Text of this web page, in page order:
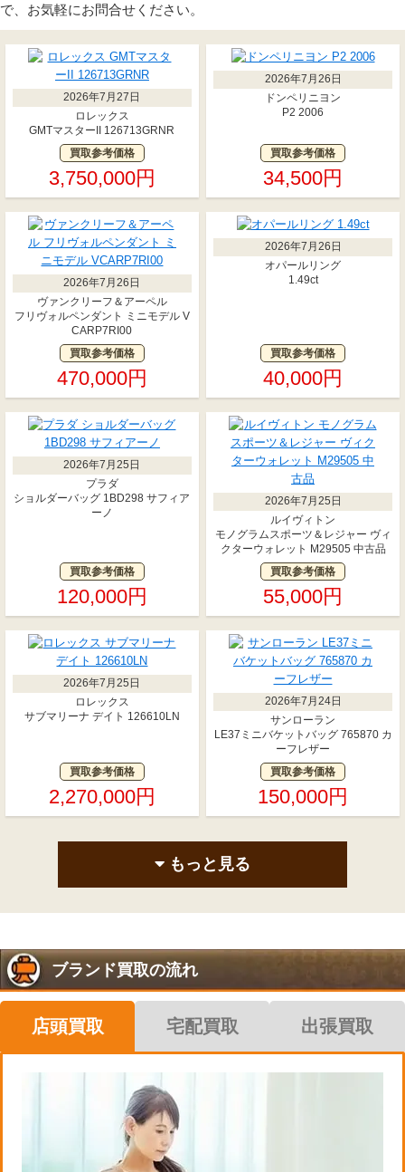
で、お気軽にお問合せください。
2026年7月27日
ロレックス
GMTマスターII 126713GRNR
買取参考価格
3,750,000円
2026年7月26日
ドンペリニヨン
P2 2006
買取参考価格
34,500円
2026年7月26日
ヴァンクリーフ＆アーペル
フリヴォルペンダント ミニモデル V
CARP7RI00
買取参考価格
470,000円
2026年7月26日
オパールリング
1.49ct
買取参考価格
40,000円
2026年7月25日
プラダ
ショルダーバッグ 1BD298 サフィア
ーノ
買取参考価格
120,000円
2026年7月25日
ルイヴィトン
モノグラムスポーツ＆レジャー ヴィ
クターウォレット M29505 中古品
買取参考価格
55,000円
2026年7月25日
ロレックス
サブマリーナ デイト 126610LN
買取参考価格
2,270,000円
2026年7月24日
サンローラン
LE37ミニバケットバッグ 765870 カ
ーフレザー
買取参考価格
150,000円
もっと見る
ブランド買取の流れ
店頭買取 宅配買取 出張買取